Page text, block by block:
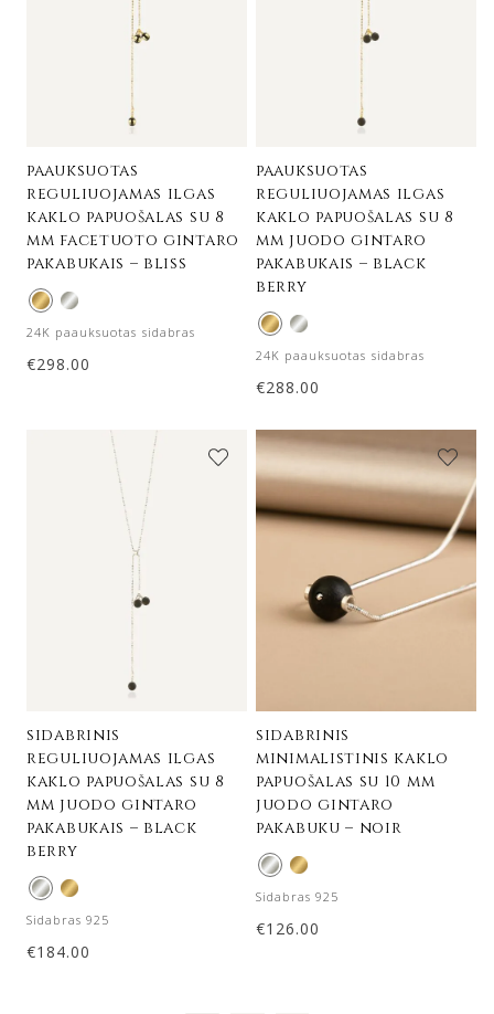
paauksuotas
reguliuojamas ilgas
kaklo papuošalas su 8
mm facetuoto gintaro
pakabukais – bliss
24K paauksuotas sidabras
€298.00
paauksuotas
reguliuojamas ilgas
kaklo papuošalas su 8
mm juodo gintaro
pakabukais – black
berry
24K paauksuotas sidabras
€288.00
sidabrinis
reguliuojamas ilgas
kaklo papuošalas su 8
mm juodo gintaro
pakabukais – black
berry
Sidabras 925
€184.00
sidabrinis
minimalistinis kaklo
papuošalas su 10 mm
juodo gintaro
pakabuku – noir
Sidabras 925
€126.00